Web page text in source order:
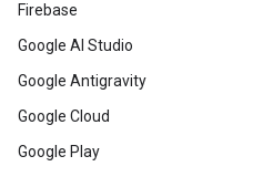
Firebase
Google AI Studio
Google Antigravity
Google Cloud
Google Play